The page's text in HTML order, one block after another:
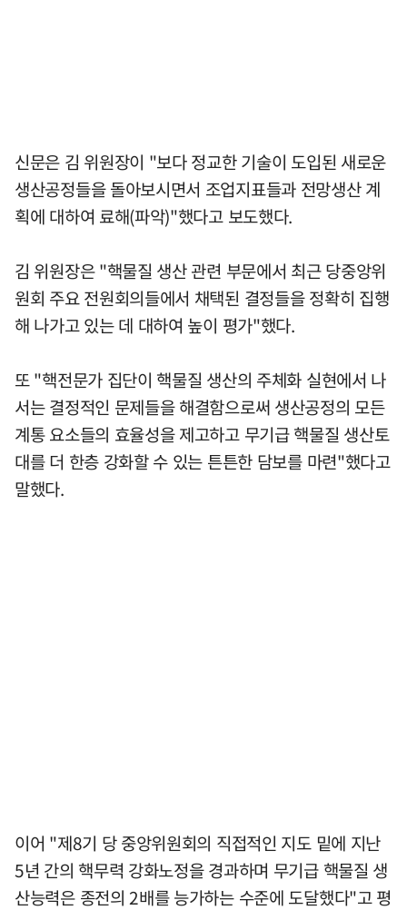
신문은 김 위원장이 "보다 정교한 기술이 도입된 새로운
생산공정들을 돌아보시면서 조업지표들과 전망생산 계
획에 대하여 료해(파악)"했다고 보도했다.
김 위원장은 "핵물질 생산 관련 부문에서 최근 당중앙위
원회 주요 전원회의들에서 채택된 결정들을 정확히 집행
해 나가고 있는 데 대하여 높이 평가"했다.
또 "핵전문가 집단이 핵물질 생산의 주체화 실현에서 나
서는 결정적인 문제들을 해결함으로써 생산공정의 모든
계통 요소들의 효율성을 제고하고 무기급 핵물질 생산토
대를 더 한층 강화할 수 있는 튼튼한 담보를 마련"했다고
말했다.
이어 "제8기 당 중앙위원회의 직접적인 지도 밑에 지난
5년 간의 핵무력 강화노정을 경과하며 무기급 핵물질 생
산능력은 종전의 2배를 능가하는 수준에 도달했다"고 평